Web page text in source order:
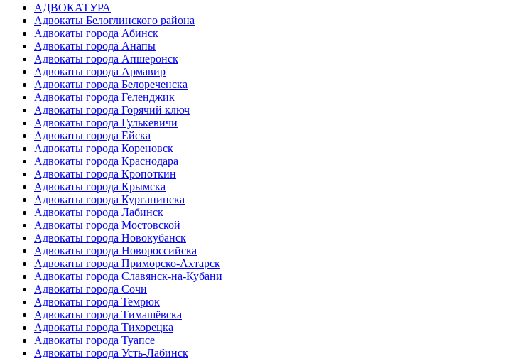
АДВОКАТУРА
Адвокаты Белоглинского района
Адвокаты города Абинск
Адвокаты города Анапы
Адвокаты города Апшеронск
Адвокаты города Армавир
Адвокаты города Белореченска
Адвокаты города Геленджик
Адвокаты города Горячий ключ
Адвокаты города Гулькевичи
Адвокаты города Ейска
Адвокаты города Кореновск
Адвокаты города Краснодара
Адвокаты города Кропоткин
Адвокаты города Крымска
Адвокаты города Курганинска
Адвокаты города Лабинск
Адвокаты города Мостовской
Адвокаты города Новокубанск
Адвокаты города Новороссийска
Адвокаты города Приморско-Ахтарск
Адвокаты города Славянск-на-Кубани
Адвокаты города Сочи
Адвокаты города Темрюк
Адвокаты города Тимашёвска
Адвокаты города Тихорецка
Адвокаты города Туапсе
Адвокаты города Усть-Лабинск